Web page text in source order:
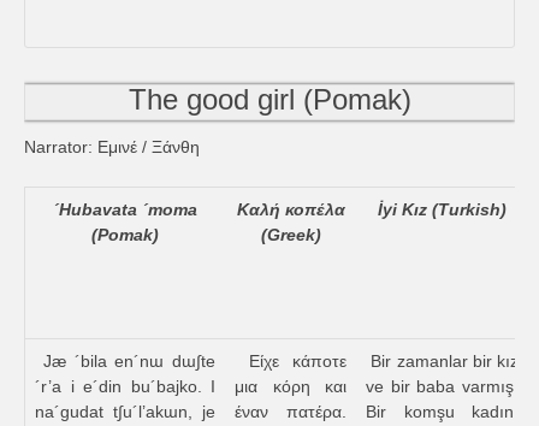
The good girl (Pomak)
Narrator: Εμινέ / Ξάνθη
´Hubavata ´moma
(Pomak)
Καλή κοπέλα
(Greek)
İyi Kız (Turkish)
Jæ ´bila en´nɯ dɯ∫te
´r’a i e´din bu´bajko. I
na´gudat t∫u´l’akɯn, je
Είχε κάποτε
μια κόρη και
έναν πατέρα.
Bir zamanlar bir kız
ve bir baba varmış.
Bir komşu kadını